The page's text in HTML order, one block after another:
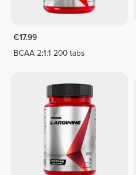
€17.99
BCAA 2:1:1 200 tabs